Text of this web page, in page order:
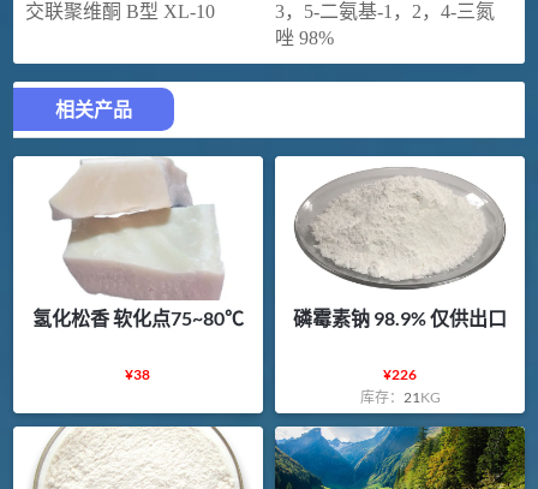
交联聚维酮 B型 XL-10
3，5-二氨基-1，2，4-三氮
唑 98%
相关产品
氢化松香 软化点75~80℃
¥38
磷霉素钠 98.9% 仅供出口
¥226
库存： 21KG